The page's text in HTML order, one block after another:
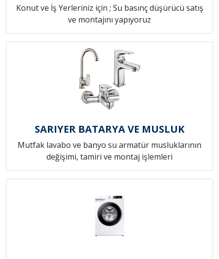
Konut ve İş Yerleriniz için ; Su basınç düşürücü satış
ve montajını yapıyoruz
SARIYER BATARYA VE MUSLUK
Mutfak lavabo ve banyo su armatür musluklarının
değişimi, tamiri ve montaj işlemleri